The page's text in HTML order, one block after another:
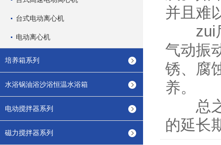
台式电动离心机
电动离心机
培养箱系列
水浴锅油浴沙浴恒温水浴箱
电动搅拌器系列
磁力搅拌器系列
并且难
zui后
气动振
锈、腐
养。
总之
的延长